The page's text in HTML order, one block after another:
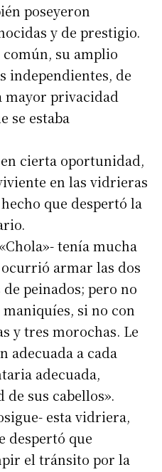
poseyeron
y de prestigio.
su amplio
independientes, de
mayor privacidad
se estaba
cierta oportunidad,
en las vidrieras
que despertó la
tenía mucha
armar las dos
peinados; pero no
si no con
y tres morochas. Le
adecuada a cada
adecuada,
sus cabellos».
esta vidriera,
despertó que
el tránsito por la